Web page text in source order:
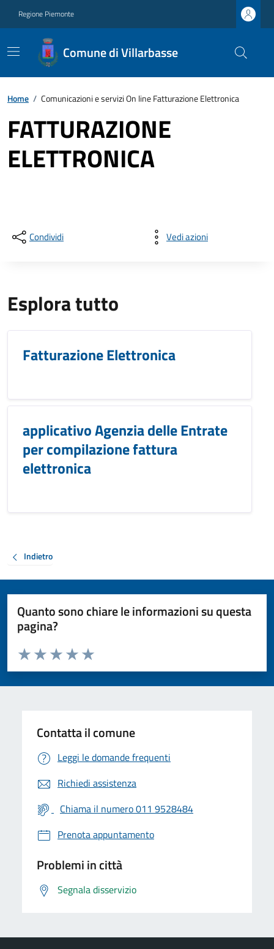
Regione Piemonte
Comune di Villarbasse
Home / Comunicazioni e servizi On line Fatturazione Elettronica
FATTURAZIONE
ELETTRONICA
Condividi Vedi azioni
Esplora tutto
Fatturazione Elettronica
applicativo Agenzia delle Entrate
per compilazione fattura
elettronica
Indietro
Quanto sono chiare le informazioni su questa
pagina?
Valuta da 1 a 5 stelle la pagina
Valuta 5 stelle su 5
Valuta 4 stelle su 5
Valuta 3 stelle su 5
Valuta 2 stelle su 5
Valuta 1 stelle su 5
Contatta il comune
Leggi le domande frequenti
Richiedi assistenza
Chiama il numero 011 9528484
Prenota appuntamento
Problemi in città
Segnala disservizio